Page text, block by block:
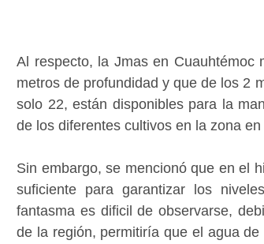
Al respecto, la Jmas en Cuauhtémoc
metros de profundidad y que de los 2
solo 22, están disponibles para la
de los diferentes cultivos en la zona
Sin embargo, se mencionó que en el
suficiente para garantizar los
fantasma es dificil de observarse,
de la región, permitiría que el agua